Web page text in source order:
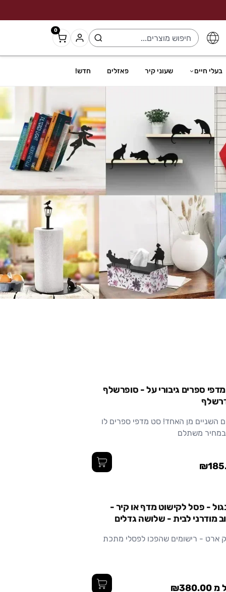
0
בעלי חיים שעוני קיר פאזלים חדש!
ספרים גיבורי על - סופרשלף
השניים מן האחד! סט מדפי ספרים לו
במחיר משתלם
- פסל לקישוט מדף או קיר -
מודרני לבית - שלושה גדלים
ארט - רישומים שהפכו לפסלי מתכת